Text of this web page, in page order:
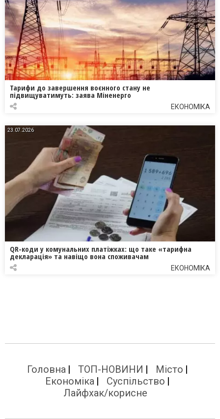
Тарифи до завершення воєнного стану не
підвищуватимуть: заява Міненерго
ЕКОНОМІКА
23.07.2026
QR-коди у комунальних платіжках: що таке «тарифна
декларація» та навіщо вона споживачам
ЕКОНОМІКА
Головна ТОП-НОВИНИ
Місто
Економіка
Суспільство
Лайфхак/корисне